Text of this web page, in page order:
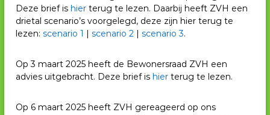
V
H
Deze brief ishier terug te lezen. Daarbij heeft ZVH een
drietal scenario’s voorgelegd, deze zijn hier terug te
lezen:scenario 1 |scenario 2 |scenario 3.
Op 3 maart 2025 heeft de Bewonersraad ZVH een
advies uitgebracht. Deze brief ishier terug te lezen.
Op 6 maart 2025 heeft ZVH gereageerd op ons